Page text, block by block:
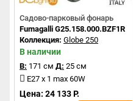
Садово-парковый фонарь
Fumagalli G25.158.000.BZF1R
Коллекция: Globe 250
В наличии
В: 171 см Д: 25 см
E27 x 1 max 60W
Цена: 24 133 Р.